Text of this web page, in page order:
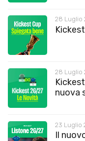
28 Luglio
28 Luglio
nuova
23 Luglio
Il